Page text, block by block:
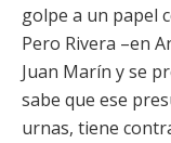
golpe a un papel
Pero Rivera –en
Juan Marín y se
sabe que ese
urnas, tiene